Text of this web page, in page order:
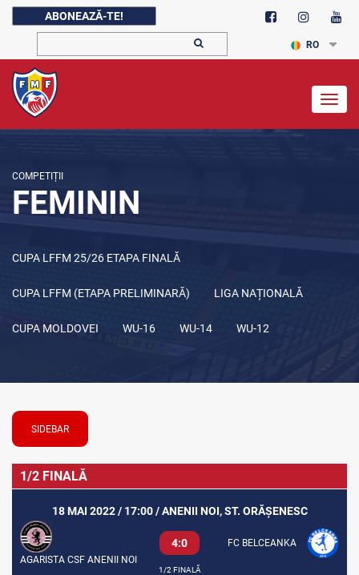
ABONEAZĂ-TE!
RO
COMPETIȚII
FEMININ
CUPA LFFM 25/26 ETAPA FINALĂ
CUPA LFFM (ETAPA PRELIMINARĂ) LIGA NAȚIONALĂ
CUPA MOLDOVEI WU-16 WU-14 WU-12
SIDEBAR
1/2 FINALĂ
18 MAI 2022 / 17:00 / ANENII NOI, ST. ORĂȘENESC
AGARISTA CSF ANENII NOI
4:0 FC BELCEANKA
1/2 FINALĂ